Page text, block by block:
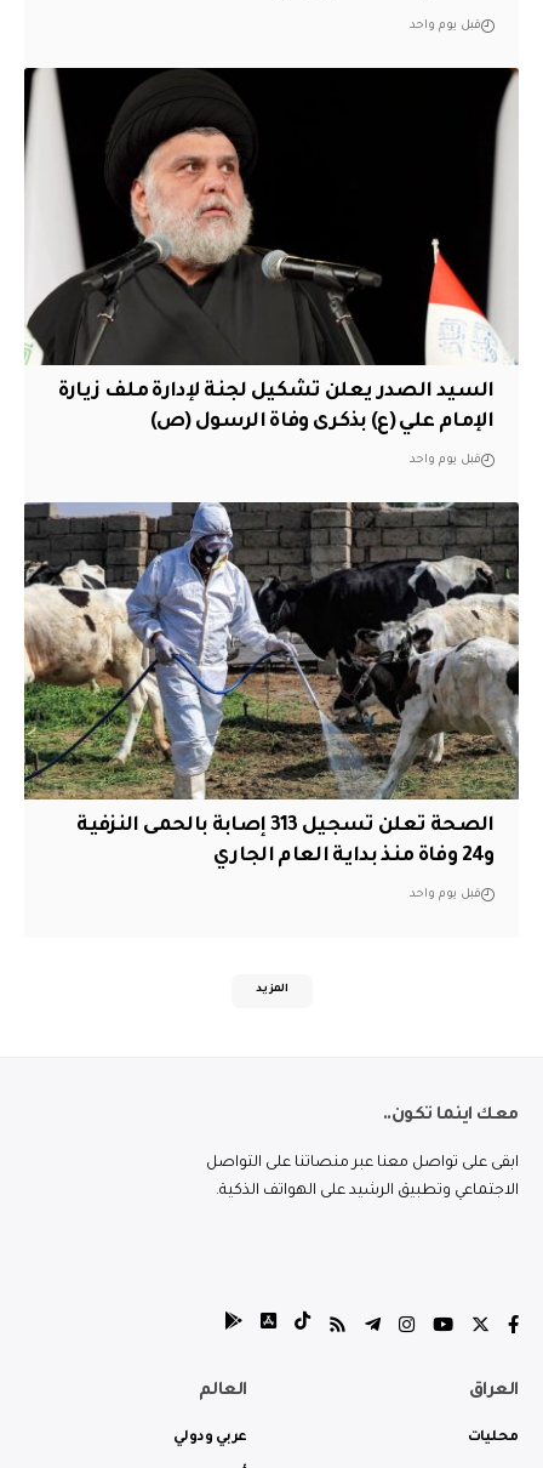
قبل يوم واحد
السيد الصدر يعلن تشكيل لجنة لإدارة ملف زيارة
الإمام علي (ع) بذكرى وفاة الرسول (ص)
قبل يوم واحد
الصحة تعلن تسجيل 313 إصابة بالحمى النزفية
و24 وفاة منذ بداية العام الجاري
قبل يوم واحد
المزيد
معك اينما تكون..
ابقى على تواصل معنا عبر منصاتنا على التواصل
الاجتماعي وتطبيق الرشيد على الهواتف الذكية.
العراق
محليات
العالم
عربي ودولي